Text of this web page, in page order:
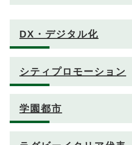
DX・デジタル化
シティプロモーション
学園都市